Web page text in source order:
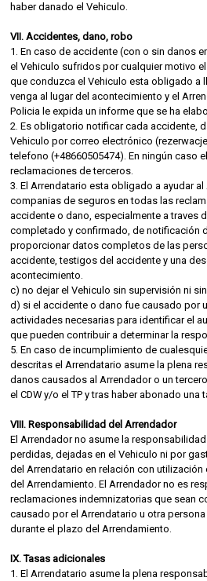
haber danado el Vehiculo.
VII. Accidentes, dano, robo
1. En caso de accidente (con o sin danos
el Vehiculo sufridos por cualquier motivo
que conduzca el Vehiculo esta obligado a
venga al lugar del acontecimiento y el
Policia le expida un informe que se ha
2. Es obligatorio notificar cada accidente,
Vehiculo por correo electrónico
telefono (+48660505474). En ningún caso
reclamaciones de terceros.
3. El Arrendatario esta obligado a ayudar
companias de seguros en todas las
accidente o dano, especialmente a traves
completado y confirmado, de notificación
proporcionar datos completos de las
accidente, testigos del accidente y una
acontecimiento.
c) no dejar el Vehiculo sin supervisión ni
d) si el accidente o dano fue causado por
actividades necesarias para identificar el
que pueden contribuir a determinar la
5. En caso de incumplimiento de
descritas el Arrendatario asume la plena
danos causados al Arrendador o un
el CDW y/o el TP y tras haber abonado
VIII. Responsabilidad del Arrendador
El Arrendador no asume la
perdidas, dejadas en el Vehiculo ni por
del Arrendatario en relación con
del Arrendamiento. El Arrendador no es
reclamaciones indemnizatorias que sean
causado por el Arrendatario u otra
durante el plazo del Arrendamiento.
IX. Tasas adicionales
1. El Arrendatario asume la plena